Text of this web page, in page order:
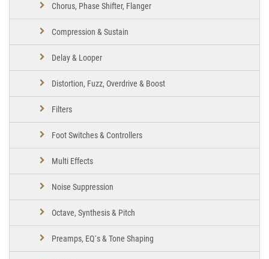
Chorus, Phase Shifter, Flanger
Compression & Sustain
Delay & Looper
Distortion, Fuzz, Overdrive & Boost
Filters
Foot Switches & Controllers
Multi Effects
Noise Suppression
Octave, Synthesis & Pitch
Preamps, EQ´s & Tone Shaping